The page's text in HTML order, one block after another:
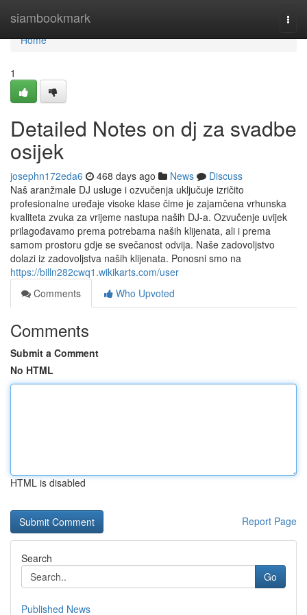
siambookmark
Home
Home
1
Detailed Notes on dj za svadbe
osijek
josephn172eda6 468 days ago News
Discuss
Naš aranžmale DJ usluge i ozvučenja uključuje izričito
profesionalne uređaje visoke klase čime je zajamčena vrhunska
kvaliteta zvuka za vrijeme nastupa naših DJ-a. Ozvučenje uvijek
prilagođavamo prema potrebama naših klijenata, ali i prema
samom prostoru gdje se svečanost odvija. Naše zadovoljstvo
dolazi iz zadovoljstva naših klijenata. Ponosni smo na
https://billn282cwq1.wikikarts.com/user
Comments
Who Upvoted
Comments
Submit a Comment
No HTML
HTML is disabled
Report Page
Search
Go
Published News